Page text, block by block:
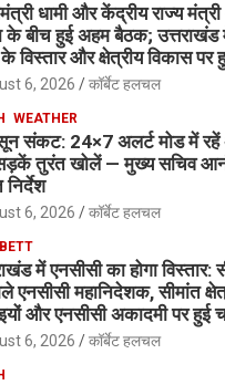
धामी और केंद्रीय राज्य
के बीच हुई अहम बैठक;
विस्तार और क्षेत्रीय विकास पर
6, 2026 कॉर्बेट हलचल
WEATHER
संकट: 24×7 अलर्ट मोड में रहें
तुरंत खोलें — मुख्य सचिव
6, 2026 कॉर्बेट हलचल
में एनसीसी का होगा विस्तार:
एनसीसी महानिदेशक, सीमांत
और एनसीसी अकादमी पर हुई
6, 2026 कॉर्बेट हलचल